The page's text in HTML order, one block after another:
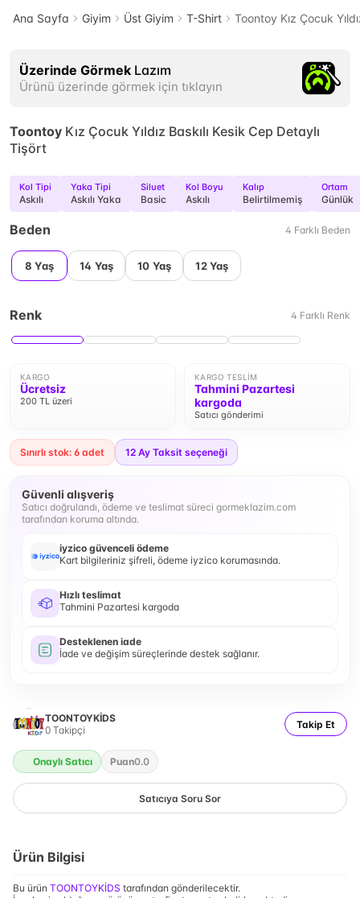
Ana Sayfa Giyim Üst Giyim T-Shirt Toontoy Kız Çocuk
Üzerinde Görmek Lazım
Ürünü üzerinde görmek için tıklayın
Toontoy Kız Çocuk Yıldız Baskılı Kesik Cep Detaylı
Tişört
Kol Tipi
Askılı
Yaka Tipi
Askılı Yaka
Siluet
Basic
Kol Boyu
Askılı
Kalıp
Belirtilmemiş
Ortam
Günlük
Beden 4 Farklı Beden
8 Yaş 14 Yaş 10 Yaş 12 Yaş
Renk 4 Farklı Renk
KARGO
Ücretsiz
200 TL üzeri
KARGO TESLIM
Tahmini Pazartesi
kargoda
Satıcı gönderimi
Sınırlı stok: 6 adet 12 Ay Taksit seçeneği
Güvenli alışveriş
Satıcı doğrulandı, ödeme ve teslimat süreci gormeklazim.com
tarafından koruma altında.
iyzico güvenceli ödeme
Kart bilgileriniz şifreli, ödeme iyzico korumasında.
Hızlı teslimat
Tahmini Pazartesi kargoda
Desteklenen iade
İade ve değişim süreçlerinde destek sağlanır.
TOONTOYKİDS
0 Takipçi Takip Et
Onaylı Satıcı Puan0.0
Satıcıya Soru Sor
Ürün Bilgisi
Bu ürün TOONTOYKİDS tarafından gönderilecektir.